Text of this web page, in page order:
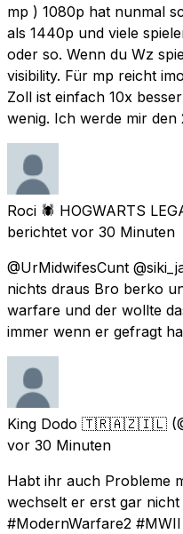
mp ) 1080p hat nunmal
als 1440p und viele
oder so. Wenn du Wz
visibility. Für mp reicht
Zoll ist einfach 10x
wenig. Ich werde mir
Roci 🕷 HOGWARTS
berichtet vor 30 Minuten
@UrMidwifesCunt
nichts draus Bro berko
warfare und der wollte
immer wenn er gefragt
King Dodo 🇹🇷🇦🇿🇮🇱
vor 30 Minuten
Habt ihr auch Probleme
wechselt er erst gar
#ModernWarfare2 #MWII